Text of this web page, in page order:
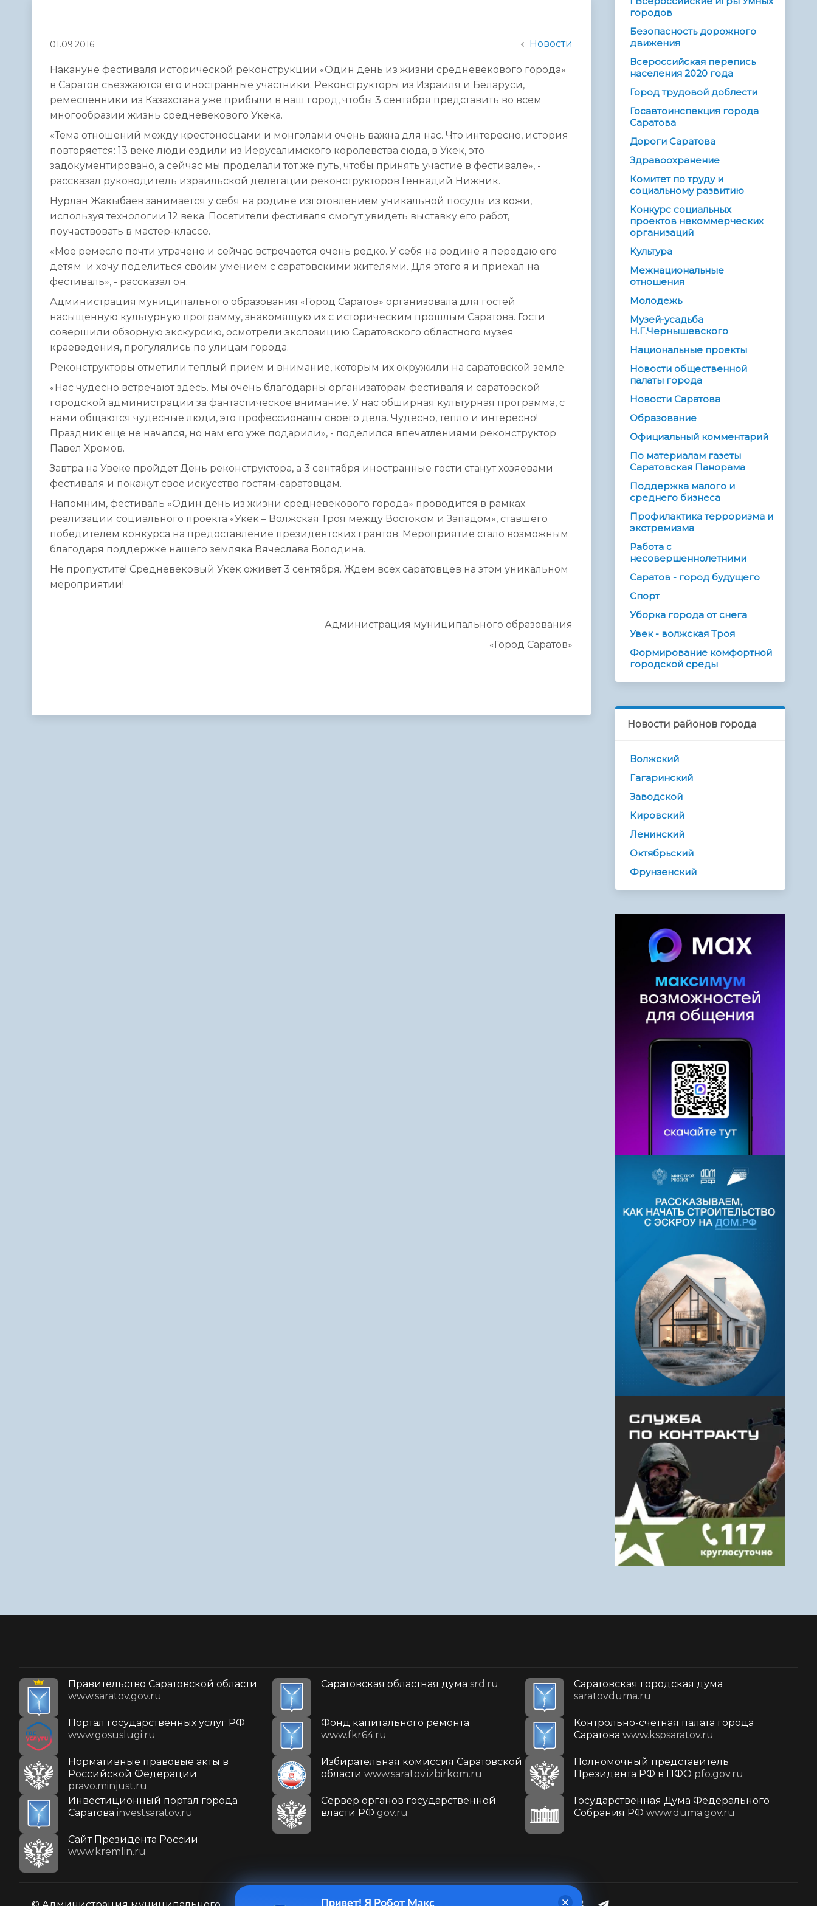
01.09.2016 Новости
Накануне фестиваля исторической реконструкции «Один день из жизни средневекового города»
в Саратов съезжаются его иностранные участники. Реконструкторы из Израиля и Беларуси,
ремесленники из Казахстана уже прибыли в наш город, чтобы 3 сентября представить во всем
многообразии жизнь средневекового Укека.
«Тема отношений между крестоносцами и монголами очень важна для нас. Что интересно, история
повторяется: 13 веке люди ездили из Иерусалимского королевства сюда, в Укек, это
задокументировано, а сейчас мы проделали тот же путь, чтобы принять участие в фестивале», -
рассказал руководитель израильской делегации реконструкторов Геннадий Нижник.
Нурлан Жакыбаев занимается у себя на родине изготовлением уникальной посуды из кожи,
используя технологии 12 века. Посетители фестиваля смогут увидеть выставку его работ,
поучаствовать в мастер-классе.
«Мое ремесло почти утрачено и сейчас встречается очень редко. У себя на родине я передаю его
детям и хочу поделиться своим умением с саратовскими жителями. Для этого я и приехал на
фестиваль», - рассказал он.
Администрация муниципального образования «Город Саратов» организовала для гостей
насыщенную культурную программу, знакомящую их с историческим прошлым Саратова. Гости
совершили обзорную экскурсию, осмотрели экспозицию Саратовского областного музея
краеведения, прогулялись по улицам города.
Реконструкторы отметили теплый прием и внимание, которым их окружили на саратовской земле.
«Нас чудесно встречают здесь. Мы очень благодарны организаторам фестиваля и саратовской
городской администрации за фантастическое внимание. У нас обширная культурная программа, с
нами общаются чудесные люди, это профессионалы своего дела. Чудесно, тепло и интересно!
Праздник еще не начался, но нам его уже подарили», - поделился впечатлениями реконструктор
Павел Хромов.
Завтра на Увеке пройдет День реконструктора, а 3 сентября иностранные гости станут хозяевами
фестиваля и покажут свое искусство гостям-саратовцам.
Напомним, фестиваль «Один день из жизни средневекового города» проводится в рамках
реализации социального проекта «Укек – Волжская Троя между Востоком и Западом», ставшего
победителем конкурса на предоставление президентских грантов. Мероприятие стало возможным
благодаря поддержке нашего земляка Вячеслава Володина.
Не пропустите! Средневековый Укек оживет 3 сентября. Ждем всех саратовцев на этом уникальном
мероприятии!
Администрация муниципального образования
«Город Саратов»
городов
Безопасность дорожного
движения
Всероссийская перепись
населения 2020 года
Город трудовой доблести
Госавтоинспекция города
Саратова
Дороги Саратова
Здравоохранение
Комитет по труду и
социальному развитию
Конкурс социальных
проектов некоммерческих
организаций
Культура
Межнациональные
отношения
Молодежь
Музей-усадьба
Н.Г.Чернышевского
Национальные проекты
Новости общественной
палаты города
Новости Саратова
Образование
Официальный комментарий
По материалам газеты
Саратовская Панорама
Поддержка малого и
среднего бизнеса
Профилактика терроризма и
экстремизма
Работа с
несовершеннолетними
Саратов - город будущего
Спорт
Уборка города от снега
Увек - волжская Троя
Формирование комфортной
городской среды
Новости районов города
Волжский
Гагаринский
Заводской
Кировский
Ленинский
Октябрьский
Фрунзенский
Правительство Саратовской области
www.saratov.gov.ru
Саратовская областная дума srd.ru
Саратовская городская дума
saratovduma.ru
Портал государственных услуг РФ
www.gosuslugi.ru
Фонд капитального ремонта
www.fkr64.ru
Контрольно-счетная палата города
Саратова www.kspsaratov.ru
Нормативные правовые акты в
Российской Федерации
pravo.minjust.ru
Избирательная комиссия Саратовской
области www.saratov.izbirkom.ru
Полномочный представитель
Президента РФ в ПФО pfo.gov.ru
Инвестиционный портал города
Саратова investsaratov.ru
Сервер органов государственной
власти РФ gov.ru
Государственная Дума Федерального
Собрания РФ www.duma.gov.ru
Cайт Президента России
www.kremlin.ru
Привет! Я Робот Макс